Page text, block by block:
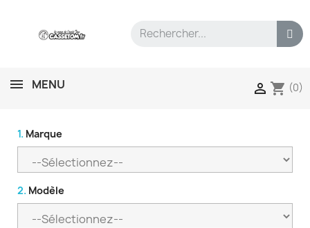
MENU  shopping_cart (0)
1. Marque
2. Modèle